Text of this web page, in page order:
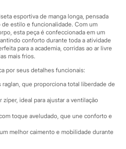
esportiva de manga longa, pensada
de estilo e funcionalidade. Com um
esta peça é confeccionada em um
conforto durante toda a atividade
para a academia, corridas ao ar livre
mais frios.
por seus detalhes funcionais:
raglan, que proporciona total liberdade de
ideal para ajustar a ventilação
toque aveludado, que une conforto e
melhor caimento e mobilidade durante